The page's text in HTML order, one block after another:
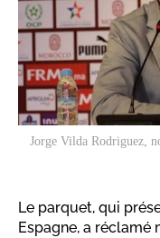
Jorge Vilda Rodriguez,
Le parquet, qui
Espagne, a réclamé